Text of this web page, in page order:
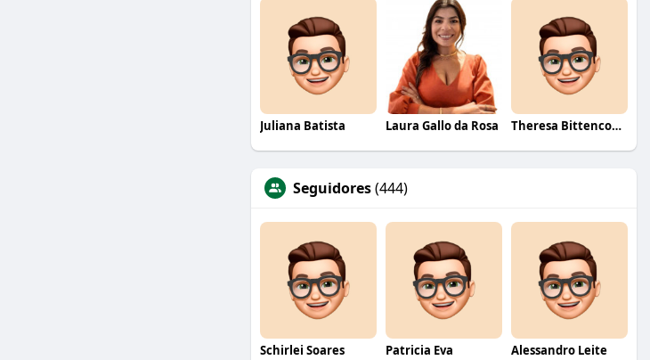
Juliana Batista Laura Gallo da Rosa Theresa Bittencourt
Seguidores(444)
Schirlei Soares Patricia Eva Alessandro Leite